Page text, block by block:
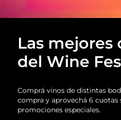
Las mejores
del Wine
Comprá vinos de distintas
compra y aprovechá 6 cuotas
promociones especiales.